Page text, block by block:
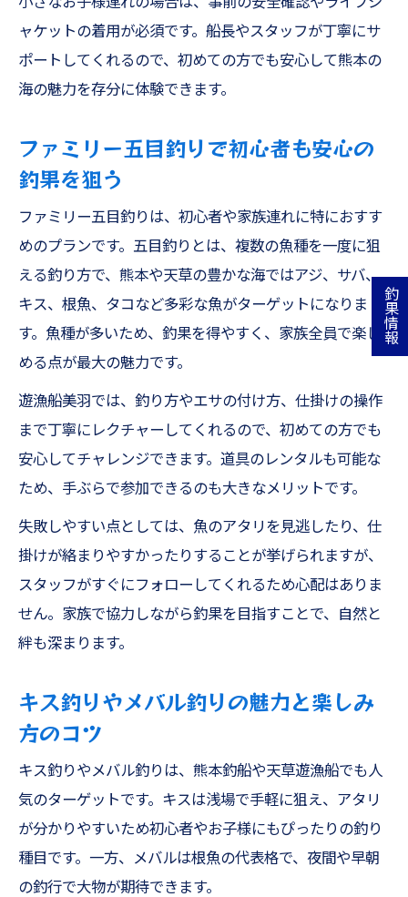
ャケットの着用が必須です。船長やスタッフが丁寧にサ
ポートしてくれるので、初めての方でも安心して熊本の
海の魅力を存分に体験できます。
ファミリー五目釣りで初心者も安心の
釣果を狙う
ファミリー五目釣りは、初心者や家族連れに特におすす
めのプランです。五目釣りとは、複数の魚種を一度に狙
える釣り方で、熊本や天草の豊かな海ではアジ、サバ、
キス、根魚、タコなど多彩な魚がターゲットになりま
す。魚種が多いため、釣果を得やすく、家族全員で楽し
める点が最大の魅力です。
遊漁船美羽では、釣り方やエサの付け方、仕掛けの操作
まで丁寧にレクチャーしてくれるので、初めての方でも
安心してチャレンジできます。道具のレンタルも可能な
ため、手ぶらで参加できるのも大きなメリットです。
失敗しやすい点としては、魚のアタリを見逃したり、仕
掛けが絡まりやすかったりすることが挙げられますが、
スタッフがすぐにフォローしてくれるため心配はありま
せん。家族で協力しながら釣果を目指すことで、自然と
絆も深まります。
キス釣りやメバル釣りの魅力と楽しみ
方のコツ
キス釣りやメバル釣りは、熊本釣船や天草遊漁船でも人
気のターゲットです。キスは浅場で手軽に狙え、アタリ
が分かりやすいため初心者やお子様にもぴったりの釣り
種目です。一方、メバルは根魚の代表格で、夜間や早朝
の釣行で大物が期待できます。
釣果情報